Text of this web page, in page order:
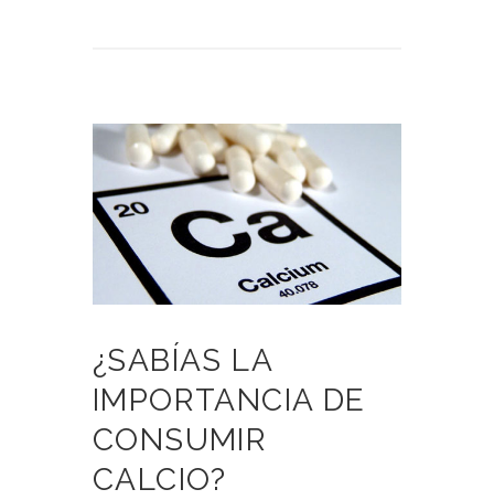
¿SABÍAS LA
IMPORTANCIA DE
CONSUMIR
CALCIO?